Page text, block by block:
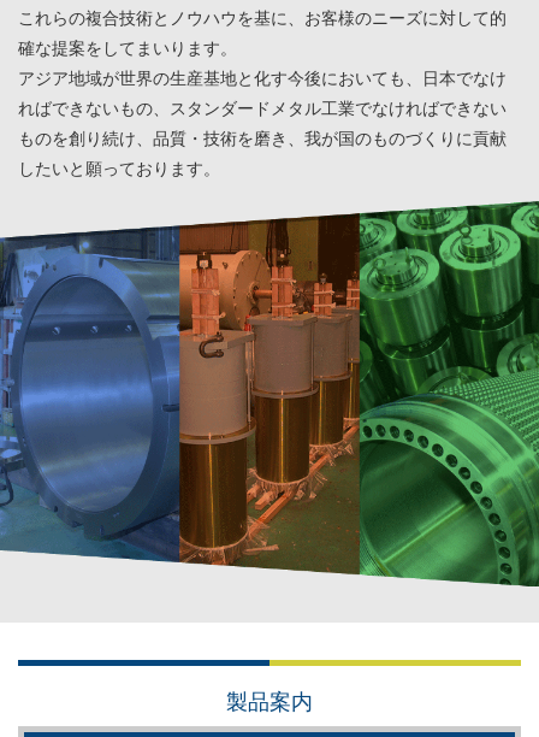
これらの複合技術とノウハウを基に、お客様のニーズに対して的
確な提案をしてまいります。
アジア地域が世界の生産基地と化す今後においても、日本でなけ
ればできないもの、スタンダードメタル工業でなければできない
ものを創り続け、品質・技術を磨き、我が国のものづくりに貢献
したいと願っております。
製品案内